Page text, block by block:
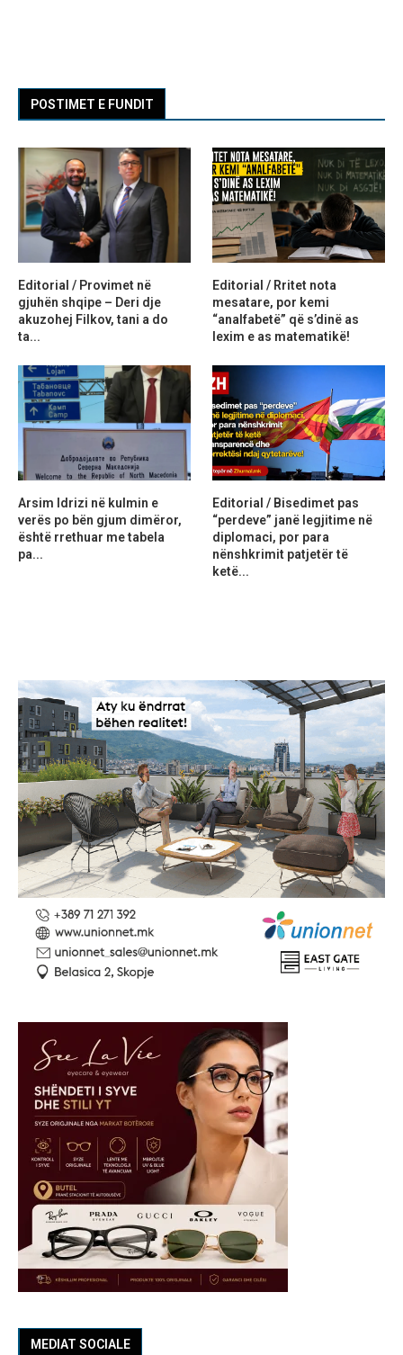
MEDIAT SOCIALE
POSTIMET E FUNDIT
Editorial / Provimet në
gjuhën shqipe – Deri dje
akuzohej Filkov, tani a do
ta...
Editorial / Rritet nota
mesatare, por kemi
“analfabetë” që s’dinë as
lexim e as matematikë!
Arsim Idrizi në kulmin e
verës po bën gjum dimëror,
është rrethuar me tabela
pa...
Editorial / Bisedimet pas
“perdeve” janë legjitime në
diplomaci, por para
nënshkrimit patjetër të
ketë...